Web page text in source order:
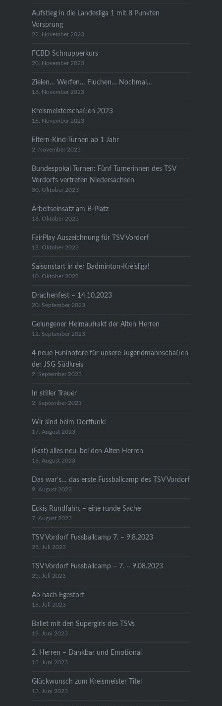
Aufstieg in die Landesliga 1 mit 8 Punkten
Vorsprung
22. November 2023
FCBD Schnupperkurs
20. November 2023
Zielen… Werfen… Fluchen… Nochmal…
18. November 2023
Kreismeisterschaften 2023
16. November 2023
Eltern-Kind-Turnen ab 1 Jahr
2. November 2023
Bundespokal Turnen: Fünf Turnerinnen des TSV
Vordorfs vertreten Niedersachsen
30. Oktober 2023
Arbeitseinsatz am B-Platz
18. Oktober 2023
FairPlay Auszeichnung für TSV Vordorf
18. Oktober 2023
Saisonstart in der Badminton-Kreisliga!
10. Oktober 2023
Drachenfest – 14.10.2023
20. September 2023
Gelungener Heimauftakt der Alten Herren
12. September 2023
4 neue Funinotore für unsere Jugendmannschaften
der JSG Südkreis
2. September 2023
In stiller Trauer
2. September 2023
Wir sind beim Dorffunk!
17. August 2023
(Fast) alles neu, bei den Alten Herren
16. August 2023
Das war’s… das erste Fussballcamp des TSV Vordorf
9. August 2023
Eckis Rundfahrt – eine runde Sache
7. August 2023
TSV Vordorf Fussballcamp 7. – 9.8.2023
25. Juli 2023
TSV Vordorf Fussballcamp – 7. – 9.08.2023
25. Juli 2023
Ab nach Egestorf
18. Juli 2023
Ballet mit den Supergirls des TSVs
19. Juni 2023
2. Herren – Dankbar und Emotional
13. Juni 2023
Glückwunsch zum Kreismeister Titel
13. Juni 2023